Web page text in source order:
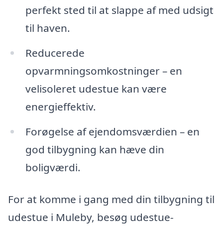
perfekt sted til at slappe af med udsigt
til haven.
Reducerede
opvarmningsomkostninger – en
velisoleret udestue kan være
energieffektiv.
Forøgelse af ejendomsværdien – en
god tilbygning kan hæve din
boligværdi.
For at komme i gang med din tilbygning til
udestue i Muleby, besøg udestue-